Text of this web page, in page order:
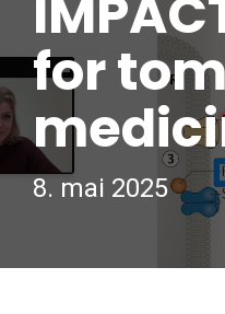
for
8. mai 2025